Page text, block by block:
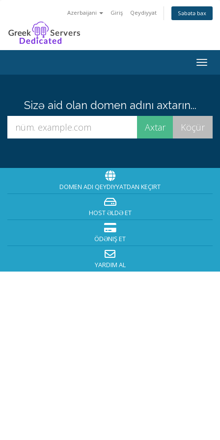
Azerbaijani Giriş Qeydiyyat Səbətə bax
keçid
Sizə aid olan domen adını axtarın...
DOMEN ADI QEYDIYYATDAN KEÇIRT
HOST ƏLDƏ ET
ÖDƏNIŞ ET
YARDIM AL